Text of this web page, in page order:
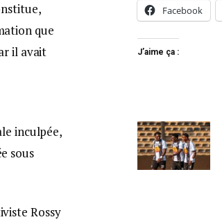
que
il avait
inculpée,
sous
Rossy
Facebook
J’aime ça :